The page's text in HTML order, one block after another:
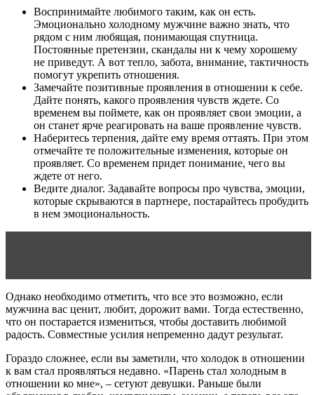
Воспринимайте любимого таким, как он есть.
Эмоционально холодному мужчине важно знать, что
рядом с ним любящая, понимающая спутница.
Постоянные претензии, скандалы ни к чему хорошему
не приведут. А вот тепло, забота, внимание, тактичность
помогут укрепить отношения.
Замечайте позитивные проявления в отношении к себе.
Дайте понять, какого проявления чувств ждете. Со
временем вы поймете, как он проявляет свои эмоции, а
он станет ярче реагировать на ваше проявление чувств.
Наберитесь терпения, дайте ему время оттаять. При этом
отмечайте те положительные изменения, которые он
проявляет. Со временем придет понимание, чего вы
ждете от него.
Ведите диалог. Задавайте вопросы про чувства, эмоции,
которые скрываются в партнере, постарайтесь пробудить
в нем эмоциональность.
Однако необходимо отметить, что все это возможно, если
мужчина вас ценит, любит, дорожит вами. Тогда естественно,
что он постарается измениться, чтобы доставить любимой
радость. Совместные усилия непременно дадут результат.
Гораздо сложнее, если вы заметили, что холодок в отношении
к вам стал проявляться недавно. «Парень стал холодным в
отношении ко мне», – сетуют девушки. Раньше были